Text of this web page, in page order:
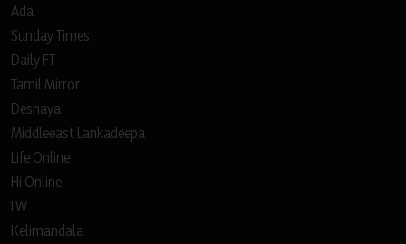
Ada
Sunday Times
Daily FT
Tamil Mirror
Deshaya
Middleeast Lankadeepa
Life Online
Hi Online
LW
Kelimandala